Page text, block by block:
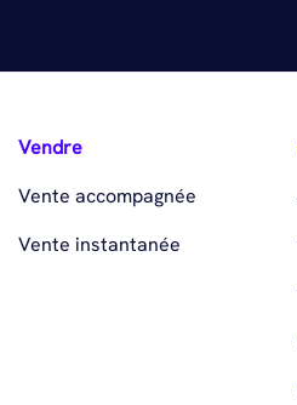
Vendre
Vente accompagnée
Vente instantanée